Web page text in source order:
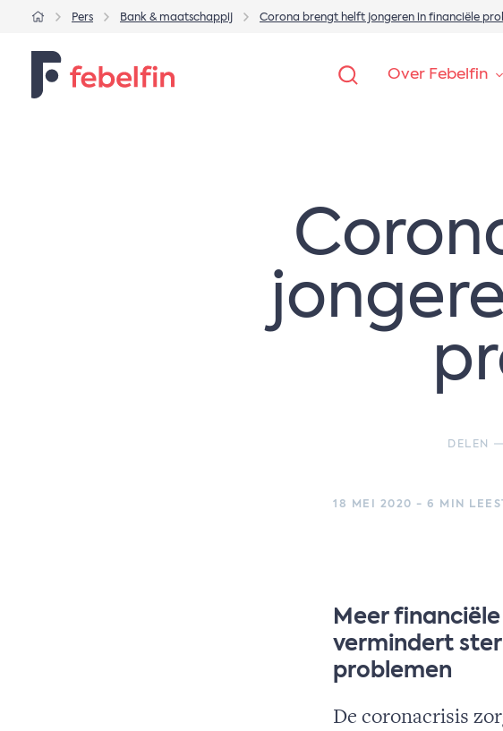
Pers Bank & maatschappij Corona brengt helft jongeren in financiële
Over Febelfin
DELEN
18 MEI 2020 - 6 MIN
Meer
vermindert
problemen
De coronacrisis